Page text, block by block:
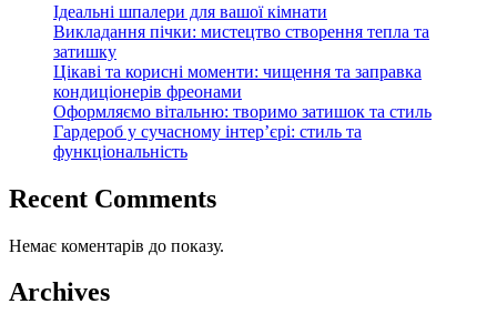
Ідеальні шпалери для вашої кімнати
Викладання пічки: мистецтво створення тепла та
затишку
Цікаві та корисні моменти: чищення та заправка
кондиціонерів фреонами
Оформляємо вітальню: творимо затишок та стиль
Гардероб у сучасному інтер’єрі: стиль та
функціональність
Recent Comments
Немає коментарів до показу.
Archives